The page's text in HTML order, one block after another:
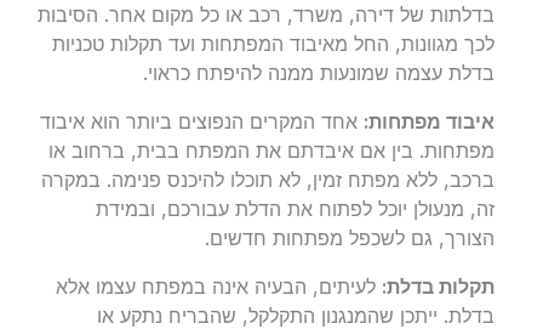
בדלתות של דירה, משרד, רכב או כל מקום אחר. הסיבות
לכך מגוונות, החל מאיבוד המפתחות ועד תקלות טכניות
בדלת עצמה שמונעות ממנה להיפתח כראוי.
איבוד מפתחות:אחד המקרים הנפוצים ביותר הוא איבוד
מפתחות. בין אם איבדתם את המפתח בבית, ברחוב או
ברכב, ללא מפתח זמין, לא תוכלו להיכנס פנימה. במקרה
זה, מנעולן יוכל לפתוח את הדלת עבורכם, ובמידת
הצורך, גם לשכפל מפתחות חדשים.
תקלות בדלת:לעיתים, הבעיה אינה במפתח עצמו אלא
בדלת. ייתכן שהמנגנון התקלקל, שהבריח נתקע או